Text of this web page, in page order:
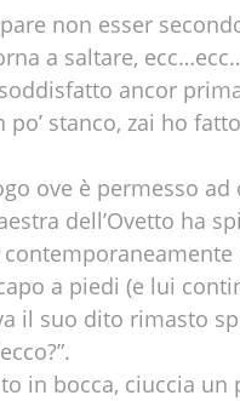
non esser
a saltare,
ancor
stanco, zai ho
ove è permesso
dell’Ovetto ha
a piedi (e lui
il suo dito rimasto
in bocca, ciuccia